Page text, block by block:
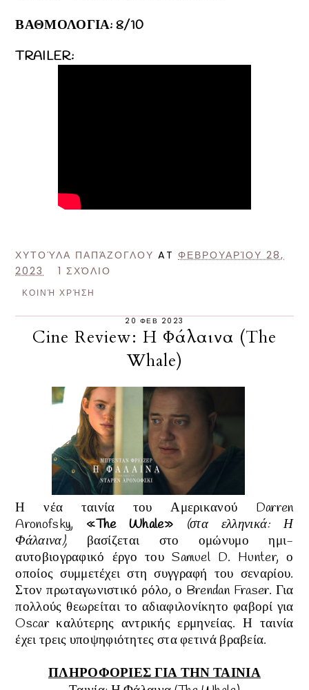
ΒΑΘΜΟΛΟΓΙΑ: 8/10
TRAILER:
ΧΥΤΟΎΛΑ ΠΑΠΆΖΟΓΛΟΥ ATΦΕΒΡΟΥΑΡΊΟΥ 28,
2023
1 ΣΧΌΛΙΟ
ΚΟΙΝΉ ΧΡΉΣΗ
20 ΦΕΒ 2023
Cine Review: Η Φάλαινα (The
Whale)
Η νέα ταινία του Αμερικανού Darren
Aronofsky, «The Whale» (στα ελληνικά:
Η
Φάλαινα), βασίζεται στο ομώνυμο ημι-
αυτοβιογραφικό έργο του Samuel D. Hunter, ο
οποίος συμμετέχει στη συγγραφή του σεναρίου.
Στον πρωταγωνιστικό ρόλο, ο Brendan Fraser. Για
πολλούς θεωρείται το αδιαφιλονίκητο φαβορί για
Oscar καλύτερης αντρικής ερμηνείας. Η ταινία
έχει τρεις υποψηφιότητες στα φετινά βραβεία.
ΠΛΗΡΟΦΟΡΙΕΣ ΓΙΑ ΤΗΝ ΤΑΙΝΙΑ